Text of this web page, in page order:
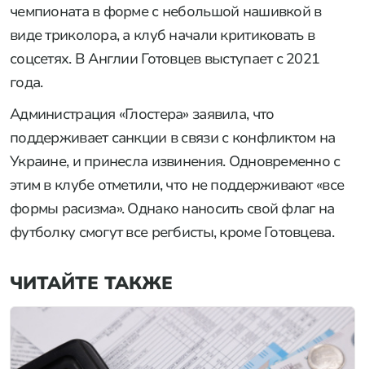
чемпионата в форме с небольшой нашивкой в
виде триколора, а клуб начали критиковать в
соцсетях. В Англии Готовцев выступает с 2021
года.
Администрация «Глостера» заявила, что
поддерживает санкции в связи с конфликтом на
Украине, и принесла извинения. Одновременно с
этим в клубе отметили, что не поддерживают «все
формы расизма». Однако наносить свой флаг на
футболку смогут все регбисты, кроме Готовцева.
ЧИТАЙТЕ ТАКЖЕ